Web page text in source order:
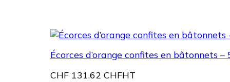
Écorces d’orange confites en bâtonnets –
CHF 131.62 CHFHT